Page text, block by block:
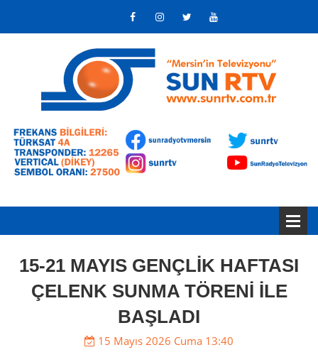
15-21 MAYIS GENÇLİK HAFTASI
ÇELENK SUNMA TÖRENİ İLE
BAŞLADI
15 Mayıs 2026 Cuma 13:40